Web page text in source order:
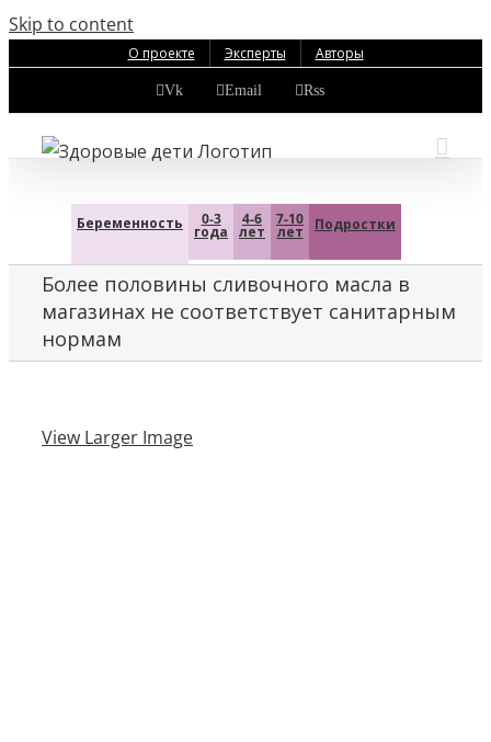
Skip to content
О проекте Эксперты Авторы
Vk Email Rss
Беременность 0-3
года
4-6
лет
7-10
лет Подростки
Более половины сливочного масла в
магазинах не соответствует санитарным
нормам
View Larger Image